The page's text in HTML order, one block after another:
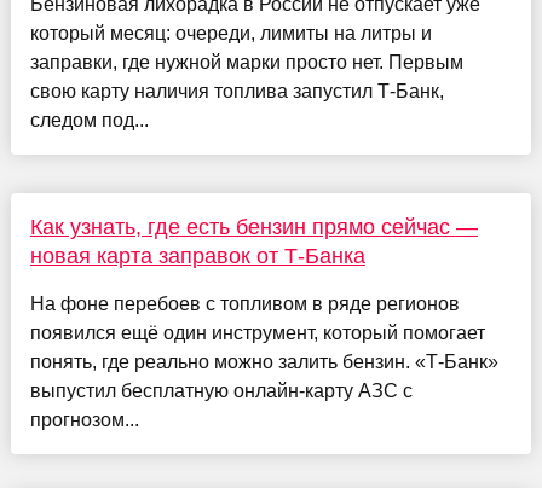
который месяц: очереди, лимиты на литры и
заправки, где нужной марки просто нет. Первым
свою карту наличия топлива запустил Т-Банк,
следом под...
Как узнать, где есть бензин прямо сейчас —
новая карта заправок от Т-Банка
На фоне перебоев с топливом в ряде регионов
появился ещё один инструмент, который помогает
понять, где реально можно залить бензин. «Т-Банк»
выпустил бесплатную онлайн-карту АЗС с
прогнозом...